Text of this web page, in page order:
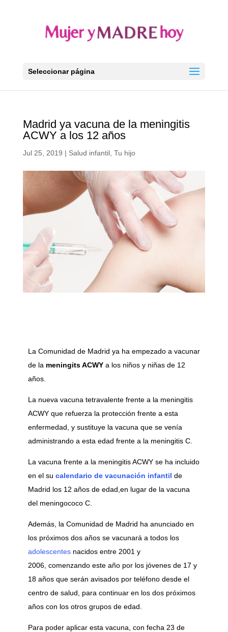
Seleccionar página
Madrid ya vacuna de la meningitis
ACWY a los 12 años
Jul 25, 2019 | Salud infantil, Tu hijo
La Comunidad de Madrid ya ha empezado a vacunar
de la meningits ACWYa los niños y niñas de 12
años.
La nueva vacuna tetravalente frente a la meningitis
ACWY que refuerza la protección frente a esta
enfermedad, y sustituye la vacuna que se venía
administrando a esta edad frente a la meningitis C.
La vacuna frente a la meningitis ACWY se ha incluido
en el su calendario de vacunación infantil de
Madrid los 12 años de edad,en lugar de la vacuna
del meningococo C.
Además, la Comunidad de Madrid ha anunciado en
los próximos dos años se vacunará a todos los
adolescentesnacidos entre 2001 y
2006, comenzando este año por los jóvenes de 17 y
18 años que serán avisados por teléfono desde el
centro de salud, para continuar en los dos próximos
años con los otros grupos de edad.
Para poder aplicar esta vacuna, con fecha 23 de